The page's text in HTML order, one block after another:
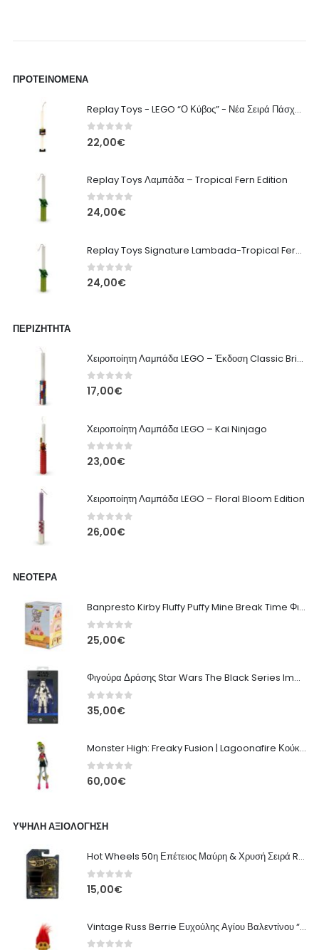
ΠΡΟΤΕΙΝΌΜΕΝΑ
Replay Toys - LEGO “Ο Κύβος” - Νέα Σειρά Πάσχα 2026 Λαμπάδα
0out of 5
22,00€
Replay Toys Λαμπάδα – Tropical Fern Edition
0 out of 5
24,00€
Replay Toys Signature Lambada-Tropical Fern edition 2026
0 out of 5
24,00€
ΠΕΡΙΖΉΤΗΤΑ
Χειροποίητη Λαμπάδα LEGO – Έκδοση Classic Brick
0out of 5
17,00€
Χειροποίητη Λαμπάδα LEGO – Kai Ninjago
0out of 5
23,00€
Χειροποίητη Λαμπάδα LEGO – Floral Bloom Edition
0out of 5
26,00€
ΝΕΌΤΕΡΑ
Banpresto Kirby Fluffy Puffy Mine Break Time Φιγούρα – Α' Έκδοση
0out of 5
25,00€
Φιγούρα Δράσης Star Wars The Black Series Imperial Remnant Stormtrooper #05
0out of 5
35,00€
Monster High: Freaky Fusion | Lagoonafire Κούκλα Mattel 2013 - 28εκ
0 out of 5
60,00€
ΥΨΗΛΉ ΑΞΙΟΛΌΓΗΣΗ
Hot Wheels 50η Επέτειος Μαύρη & Χρυσή Σειρά Rodger Dodger
0out of 5
15,00€
Vintage Russ Berrie Ευχούλης Αγίου Βαλεντίνου “Σ' Αγαπάω”